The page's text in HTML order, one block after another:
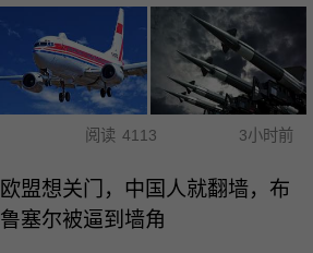
阅读 4113 3小时前
欧盟想关门，中国人就翻墙，布
鲁塞尔被逼到墙角